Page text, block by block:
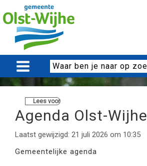
Lees voor
Agenda Olst-Wijhe
Laatst gewijzigd: 21 juli 2026 om 10:35
Gemeentelijke agenda